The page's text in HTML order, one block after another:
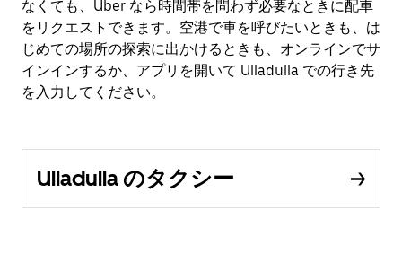
なくても、Uber なら時間帯を問わず必要なときに配車
をリクエストできます。空港で車を呼びたいときも、は
じめての場所の探索に出かけるときも、オンラインでサ
インインするか、アプリを開いて Ulladulla での行き先
を入力してください。
Ulladulla のタクシー